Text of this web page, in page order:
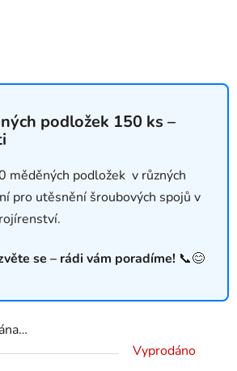
podložek 150 ks –
měděných podložek v různých
pro utěsnění šroubových spojů v
se – rádi vám poradíme! 📞😊
Vyprodáno